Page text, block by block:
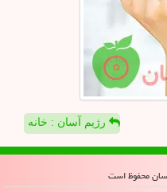
رژیم آسان : خانه